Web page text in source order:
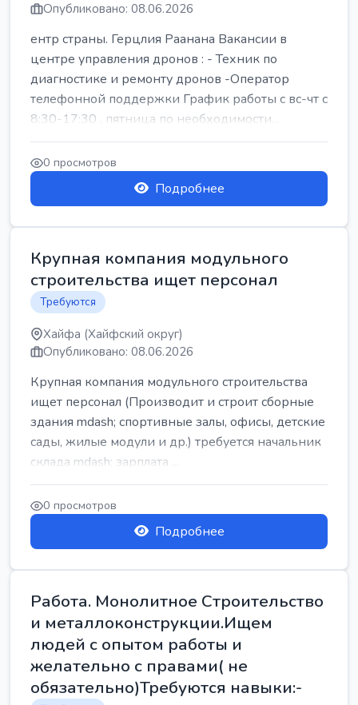
Опубликовано: 08.06.2026
ентр страны. Герцлия Раанана Вакансии в
центре управления дронов : - Техник по
диагностике и ремонту дронов -Оператор
телефонной поддержки График работы с вс-чт с
8:30-17:30 , пятница по необходимости...
0 просмотров
Подробнее
Крупная компания модульного
строительства ищет персонал
Требуются
Хайфа (Хайфский округ)
Опубликовано: 08.06.2026
Крупная компания модульного строительства
ищет персонал (Производит и строит сборные
здания mdash; спортивные залы, офисы, детские
сады, жилые модули и др.) требуется начальник
склада mdash; зарплата ...
0 просмотров
Подробнее
Работа. Монолитное Строительство
и металлоконструкции.Ищем
людей с опытом работы и
желательно с правами( не
обязательно)Требуются навыки:-